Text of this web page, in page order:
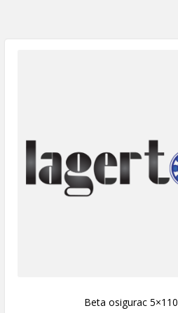
Beta osigurac 5×110